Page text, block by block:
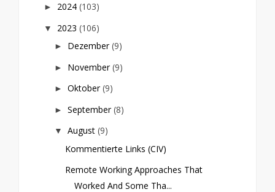
► 2024 (103)
▼ 2023 (106)
► Dezember(9)
► November(9)
► Oktober(9)
► September(8)
▼ August (9)
Kommentierte Links (CIV)
Remote Working Approaches That
Worked And Some Tha...